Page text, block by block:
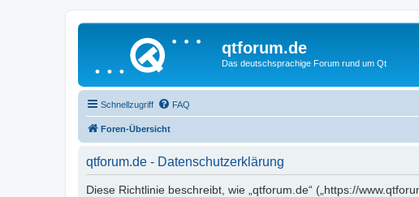
qtforum.de
Das deutschsprachige Forum rund um Qt
Schnellzugriff FAQ
Foren-Übersicht
qtforum.de - Datenschutzerklärung
Diese Richtlinie beschreibt, wie „qtforum.de“ („https://